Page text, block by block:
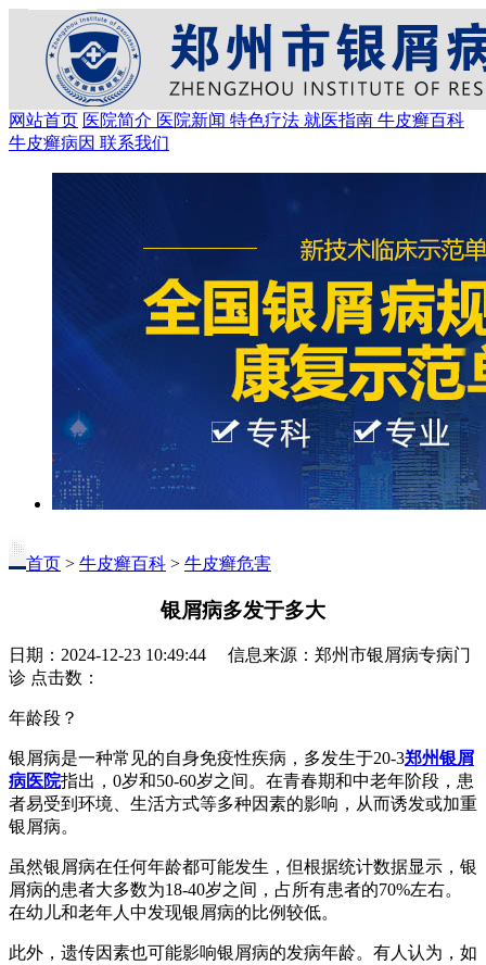
网站首页 医院简介 医院新闻 特色疗法 就医指南 牛皮癣百科
牛皮癣病因 联系我们
首页 > 牛皮癣百科 > 牛皮癣危害
银屑病多发于多大
日期：2024-12-23 10:49:44 信息来源：郑州市银屑病专病门
诊 点击数：
年龄段？
银屑病是一种常见的自身免疫性疾病，多发生于20-3郑州银屑
病医院指出，0岁和50-60岁之间。在青春期和中老年阶段，患
者易受到环境、生活方式等多种因素的影响，从而诱发或加重
银屑病。
虽然银屑病在任何年龄都可能发生，但根据统计数据显示，银
屑病的患者大多数为18-40岁之间，占所有患者的70%左右。
在幼儿和老年人中发现银屑病的比例较低。
此外，遗传因素也可能影响银屑病的发病年龄。有人认为，如